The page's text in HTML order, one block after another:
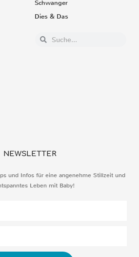
Schwanger
Dies & Das
NEWSLETTER
und Infos für eine angenehme Stillzeit und
Leben mit Baby!